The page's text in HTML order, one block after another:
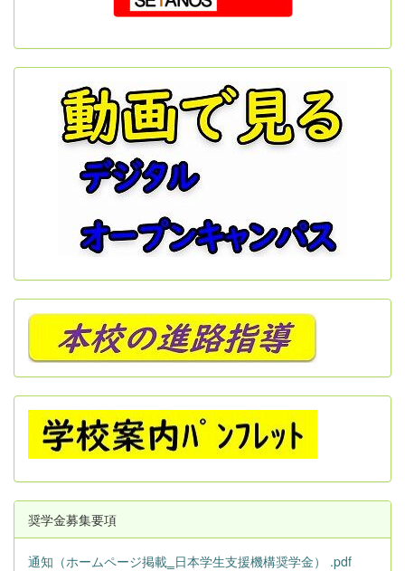
奨学金募集要項
通知（ホームページ掲載‗日本学生支援機構奨学金） .pdf